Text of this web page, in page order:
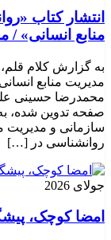
انتشار کتاب
منابع انسانی» /
به گزارش کلام
مدیریت منابع
صفحه تدوین شده،
سازمانی و مدیریت
روانشناسی در […]
جولای 2026
امضا کوچک،